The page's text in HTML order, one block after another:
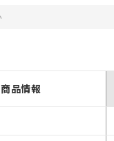
商品情報